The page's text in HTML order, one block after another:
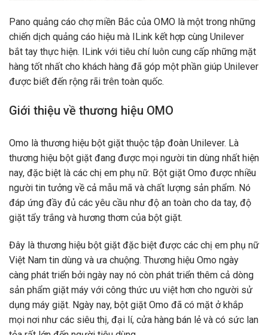
Pano quảng cáo chợ miền Bắc của OMO là một trong những
chiến dịch quảng cáo hiệu mà ILink kết hợp cùng Unilever
bắt tay thực hiện. ILink với tiêu chí luôn cung cấp những mặt
hàng tốt nhất cho khách hàng đã góp một phần giúp Unilever
được biết đến rộng rãi trên toàn quốc.
Giới thiệu về thương hiệu OMO
Omo là thương hiệu bột giặt thuộc tập đoàn Unilever. Là
thương hiệu bột giặt đang được mọi người tin dùng nhất hiện
nay, đặc biệt là các chị em phụ nữ. Bột giặt Omo được nhiều
người tin tưởng về cả mẫu mã và chất lượng sản phẩm. Nó
đáp ứng đầy đủ các yêu cầu như độ an toàn cho da tay, độ
giặt tẩy trắng và hương thơm của bột giặt.
Đây là thương hiệu bột giặt đặc biệt được các chị em phụ nữ
Việt Nam tin dùng và ưa chuộng. Thương hiệu Omo ngày
càng phát triển bởi ngày nay nó còn phát triển thêm cả dòng
sản phẩm giặt máy với công thức ưu việt hơn cho người sử
dụng máy giặt. Ngày nay, bột giặt Omo đã có mặt ở khắp
mọi nơi như các siêu thị, đại lí, cửa hàng bán lẻ và có sức lan